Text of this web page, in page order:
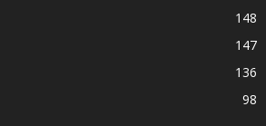
148
147
136
98